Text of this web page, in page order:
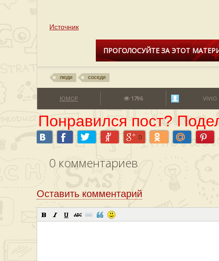
Источник
ПРОГОЛОСУЙТЕ ЗА ЭТОТ
люди соседи
ЮМОР 1796 VIVIO
Понравился пост?
0
0 комментариев
Оставить комментарий